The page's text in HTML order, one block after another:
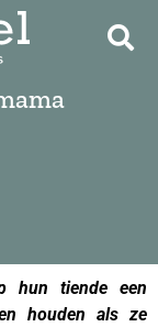
hun tiende een
houden als ze